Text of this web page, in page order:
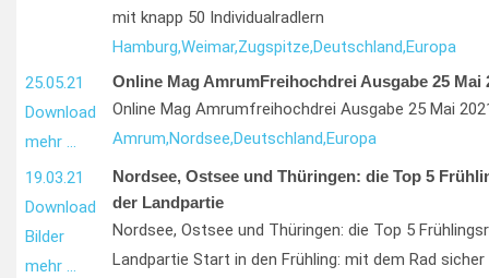
mit knapp 50 Individualradlern
Hamburg,Weimar,Zugspitze,Deutschland,Europa
25.05.21
Download
mehr …
Online Mag AmrumFreihochdrei Ausgabe 25 Mai
Online Mag Amrumfreihochdrei Ausgabe 25 Mai
Amrum,Nordsee,Deutschland,Europa
19.03.21
Download
Bilder
mehr …
Nordsee, Ostsee und Thüringen: die Top 5
der Landpartie
Nordsee, Ostsee und Thüringen: die Top 5
Landpartie Start in den Frühling: mit dem Rad sicher